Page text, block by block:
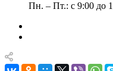
Пн. – Пт.: с 9:00 до